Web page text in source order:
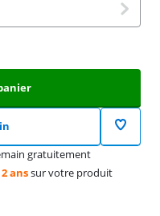
gratuitement
2 anssur votre produit